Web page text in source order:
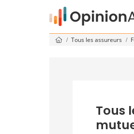
Tous les assureurs
Tous